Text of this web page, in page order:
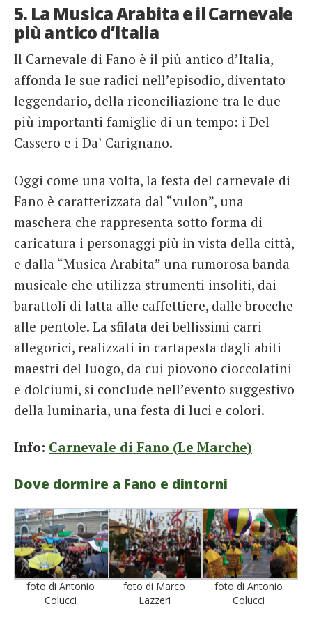
5. La Musica Arabita e il Carnevale
più antico d’Italia
Il Carnevale di Fano è il più antico d’Italia,
affonda le sue radici nell’episodio, diventato
leggendario, della riconciliazione tra le due
più importanti famiglie di un tempo: i Del
Cassero e i Da’ Carignano.
Oggi come una volta, la festa del carnevale di
Fano è caratterizzata dal “vulon”, una
maschera che rappresenta sotto forma di
caricatura i personaggi più in vista della città,
e dalla “Musica Arabita” una rumorosa banda
musicale che utilizza strumenti insoliti, dai
barattoli di latta alle caffettiere, dalle brocche
alle pentole. La sfilata dei bellissimi carri
allegorici, realizzati in cartapesta dagli abiti
maestri del luogo, da cui piovono cioccolatini
e dolciumi, si conclude nell’evento suggestivo
della luminaria, una festa di luci e colori.
Info: Carnevale di Fano (Le Marche)
Dove dormire a Fano e dintorni
foto di Antonio
Colucci
foto di Marco
Lazzeri
foto di Antonio
Colucci